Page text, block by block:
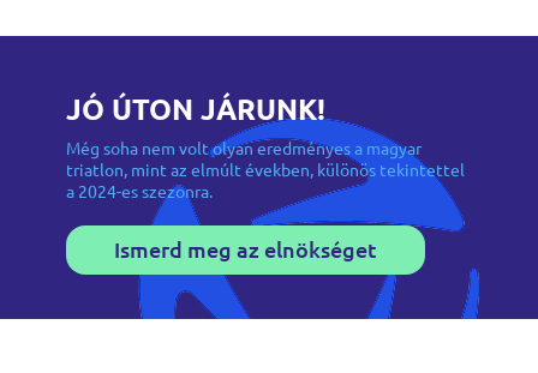
JÓ ÚTON JÁRUNK!
Még soha nem volt olyan eredményes a magyar
triatlon, mint az elmúlt években, különös tekintettel
a 2024-es szezonra.
Ismerd meg az elnökséget